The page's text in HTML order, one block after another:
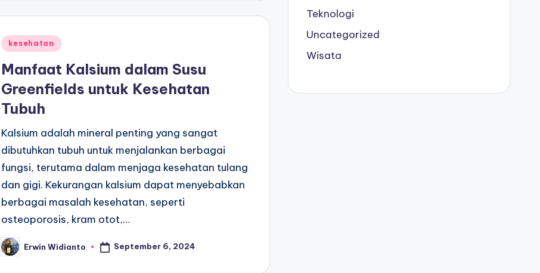
Posted
kesehatan
Manfaat Kalsium dalam Susu
Greenfields untuk Kesehatan
Tubuh
Kalsium adalah mineral penting yang sangat
dibutuhkan tubuh untuk menjalankan berbagai
fungsi, terutama dalam menjaga kesehatan tulang
dan gigi. Kekurangan kalsium dapat menyebabkan
berbagai masalah kesehatan, seperti
osteoporosis, kram otot,…
Posted
by
Erwin Widianto September 6, 2024
Teknologi
Uncategorized
Wisata